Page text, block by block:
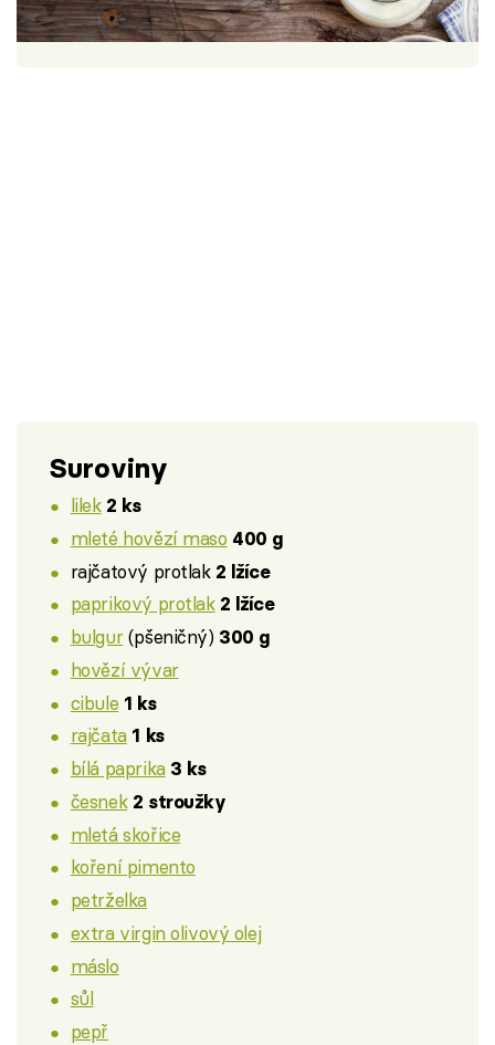
Škola vaření1 porce 30 minut
Suroviny
lilek 2 ks
mleté hovězí maso 400 g
rajčatový protlak 2 lžíce
paprikový protlak 2 lžíce
bulgur(pšeničný) 300 g
hovězí vývar
cibule 1 ks
rajčata 1 ks
bílá paprika 3 ks
česnek 2 stroužky
mletá skořice
koření pimento
petrželka
extra virgin olivový olej
máslo
sůl
pepř